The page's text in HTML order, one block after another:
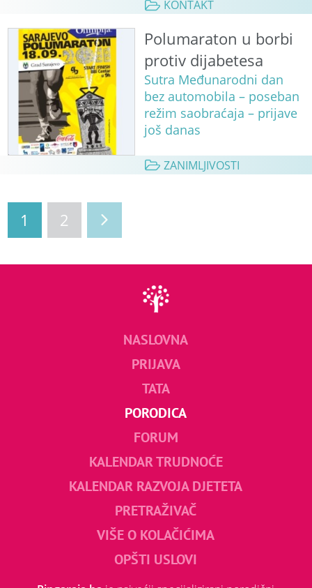
KONTAKT
Polumaraton u borbi
protiv dijabetesa
Sutra Međunarodni dan
bez automobila – poseban
režim saobraćaja – prijave
još danas
ZANIMLJIVOSTI
1 2
NASLOVNA
PRIJAVA
TATA
PORODICA
FORUM
KALENDAR TRUDNOĆE
KALENDAR RAZVOJA DJETETA
PRETRAŽIVAČ
VIŠE O KOLAČIĆIMA
OPŠTI USLOVI